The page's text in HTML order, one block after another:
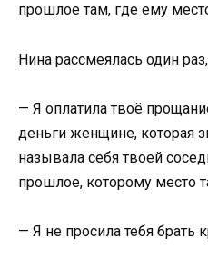
прошлое там, где ему
Нина рассмеялась один
— Я оплатила твоё
деньги женщине, которая
называла себя твоей
прошлое, которому место
— Я не просила тебя брать